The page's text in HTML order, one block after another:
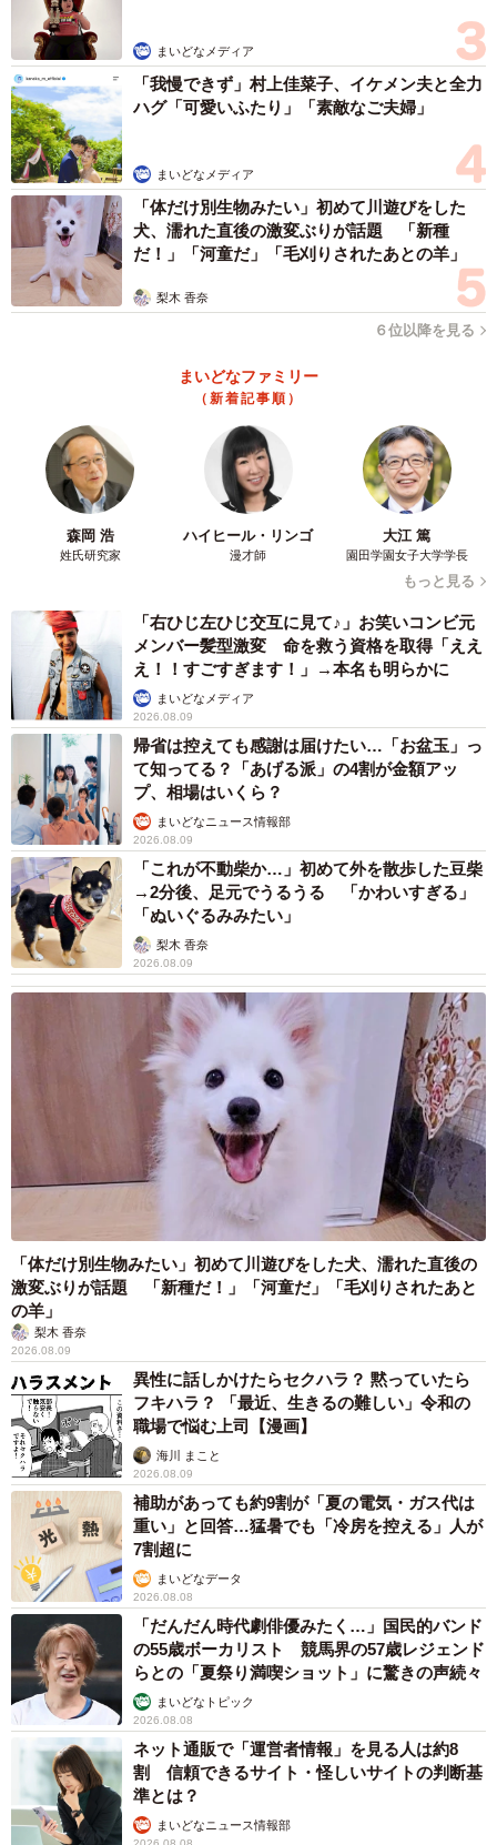
でした」と話す明星さん。
『映画泥棒』のCMにドキドキ
きっかけは、幼稚園か小学1年生の頃に連れて行ってもらっ
た映画館で流れていた『映画泥棒』のCMにドキドキしたこ
とだったそう。そういう制服やスーツを着こなすクールな
キャラクターを描きたかったものの、当時のスキルでは表
現できなかったのだとか。
「比較的簡単に描けるかわいいキャラや絵柄に偏っていた
記憶があります。それでも描き続けるうちに少しずつスキ
本来描きたかったという制服やスーツを着こなすキャラクター／明星
（@myojo_0120）さん提供
高校生の頃には、働く男性やスーツ、制服をテーマに既に
絵を描き始めていたという明星さん。現在の画風の基礎に
は、観察とデッサンの積み重ねがあります。
「物を観察する力を磨くために、特にデッサンには集中し
て取り組んできました。高校や大学などでも、静物だけで
なくスーツのシワや人体の構造を観察するための“スーツデ
ッサン”をよくしていました。そうした積み重ねが、現在の
画風の基盤となっていると思います」
イラストレーターとして絵を仕事に
理想の表現を目指して絵柄を試行錯誤する過程は、無我夢
中になれて楽しかったと振り返る明星さん。美大卒の親の
影響もあり、物心ついた時から絵を描くことが生活の一部
だったといいます。
「自分にとって絵はもう食事や睡眠と同じような感覚で
す。絵で落ち込むことがあっても、描くこと自体をやめよ
うと思ったことは一度もなく、これから先もないと思いま
す」
まいどなメディア
「我慢できず」村上佳菜子、イケメン夫と全力
ハグ「可愛いふたり」「素敵なご夫婦」
まいどなメディア
「体だけ別生物みたい」初めて川遊びをした
犬、濡れた直後の激変ぶりが話題 「新種
だ！」「河童だ」「毛刈りされたあとの羊」
梨木 香奈
６位以降を見る
まいどなファミリー
（新着記事順）
森岡 浩
姓氏研究家
ハイヒール・リンゴ
漫才師
大江 篤
園田学園女子大学学長
もっと見る
「右ひじ左ひじ交互に見て♪」お笑いコンビ元
メンバー髪型激変 命を救う資格を取得「ええ
え！！すごすぎます！」→本名も明らかに
まいどなメディア
2026.08.09
帰省は控えても感謝は届けたい…「お盆玉」っ
て知ってる？「あげる派」の4割が金額アッ
プ、相場はいくら？
まいどなニュース情報部
2026.08.09
「これが不動柴か…」初めて外を散歩した豆柴
→2分後、足元でうるうる 「かわいすぎる」
「ぬいぐるみみたい」
梨木 香奈
2026.08.09
「体だけ別生物みたい」初めて川遊びをした犬、濡れた直後の
激変ぶりが話題 「新種だ！」「河童だ」「毛刈りされたあと
の羊」
梨木 香奈
2026.08.09
異性に話しかけたらセクハラ？ 黙っていたら
フキハラ？ 「最近、生きるの難しい」令和の
職場で悩む上司【漫画】
海川 まこと
2026.08.09
補助があっても約9割が「夏の電気・ガス代は
重い」と回答…猛暑でも「冷房を控える」人が
7割超に
まいどなデータ
2026.08.08
「だんだん時代劇俳優みたく…」国民的バンド
の55歳ボーカリスト 競馬界の57歳レジェンド
らとの「夏祭り満喫ショット」に驚きの声続々
まいどなトピック
2026.08.08
ネット通販で「運営者情報」を見る人は約8
割 信頼できるサイト・怪しいサイトの判断基
準とは？
まいどなニュース情報部